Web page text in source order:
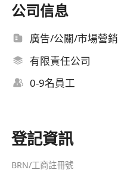
公司信息
廣告/公關/市場營銷
有限責任公司
0-9名員工
登記資訊
BRN/工商註冊號